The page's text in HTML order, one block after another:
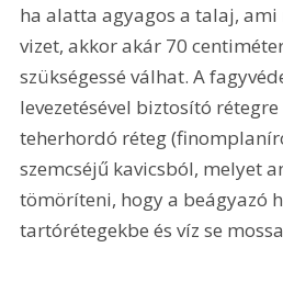
ha alatta agyagos a talaj,
vizet, akkor akár 70
szükségessé válhat. A
levezetésével biztosító
teherhordó réteg
szemcséjű kavicsból, melyet
tömöríteni, hogy a beágyazó
tartórétegekbe és víz se